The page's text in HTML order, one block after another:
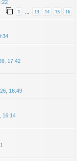
1 … 13 14 15 16
17:42
16:49
16:14